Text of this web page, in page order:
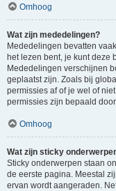
Omhoog
Wat zijn mededelingen?
Mededelingen bevatten
het lezen bent, je kunt deze
Mededelingen verschijnen
geplaatst zijn. Zoals bij
permissies af of je wel of
permissies zijn bepaald
Omhoog
Wat zijn sticky
Sticky onderwerpen staan
de eerste pagina. Meestal
ervan wordt aangeraden.